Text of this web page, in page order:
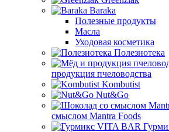
Baraka
Полезные продукты
Масла
Уходовая косметика
Полезнотека
продукция пчеловодства
Kombutist
Nut&Go
смыслом Mantra Foods